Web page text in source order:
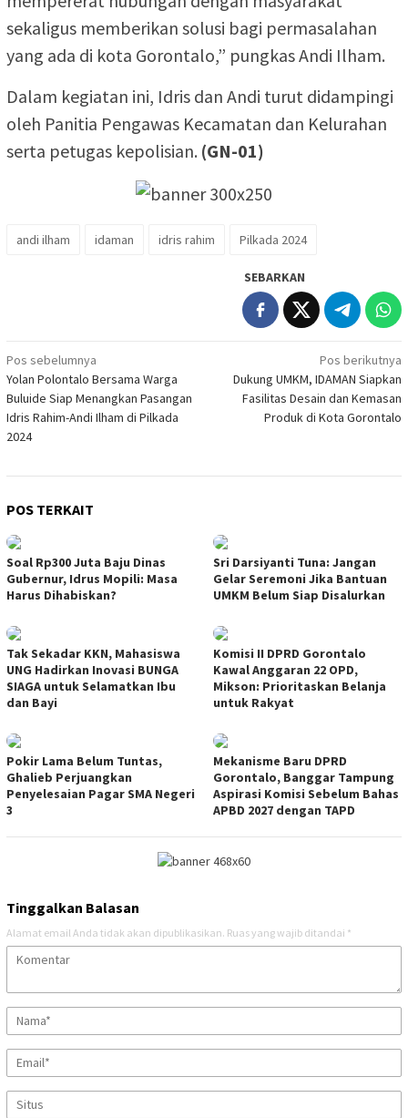
sekaligus memberikan solusi bagi permasalahan
yang ada di kota Gorontalo,” pungkas Andi Ilham.
Dalam kegiatan ini, Idris dan Andi turut didampingi
oleh Panitia Pengawas Kecamatan dan Kelurahan
serta petugas kepolisian. (GN-01)
andi ilham idaman idris rahim Pilkada 2024
SEBARKAN
Navigasi
pos
Pos sebelumnya
Yolan Polontalo Bersama Warga
Buluide Siap Menangkan Pasangan
Idris Rahim-Andi Ilham di Pilkada
2024
Pos berikutnya
Dukung UMKM, IDAMAN Siapkan
Fasilitas Desain dan Kemasan
Produk di Kota Gorontalo
POS TERKAIT
Soal Rp300 Juta Baju Dinas
Gubernur, Idrus Mopili: Masa
Harus Dihabiskan?
Sri Darsiyanti Tuna: Jangan
Gelar Seremoni Jika Bantuan
UMKM Belum Siap Disalurkan
Tak Sekadar KKN, Mahasiswa
UNG Hadirkan Inovasi BUNGA
SIAGA untuk Selamatkan Ibu
dan Bayi
Komisi II DPRD Gorontalo
Kawal Anggaran 22 OPD,
Mikson: Prioritaskan Belanja
untuk Rakyat
Pokir Lama Belum Tuntas,
Ghalieb Perjuangkan
Penyelesaian Pagar SMA Negeri
3
Mekanisme Baru DPRD
Gorontalo, Banggar Tampung
Aspirasi Komisi Sebelum Bahas
APBD 2027 dengan TAPD
Tinggalkan Balasan
Alamat email Anda tidak akan dipublikasikan. Ruas yang wajib ditandai *